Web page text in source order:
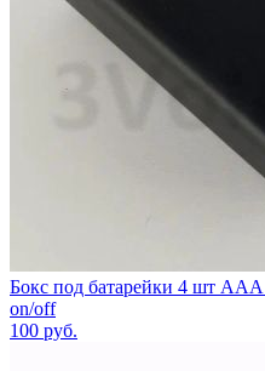
Бокс под батарейки 4 шт
on/off
100 руб.